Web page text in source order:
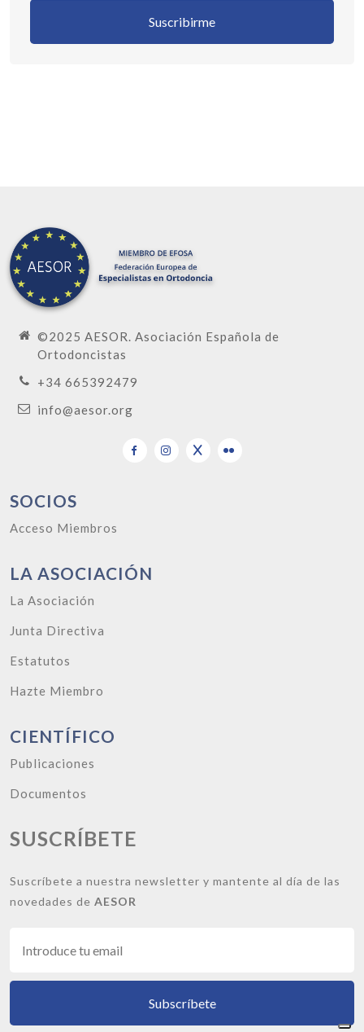
Suscribirme
©2025 AESOR. Asociación Española de
Ortodoncistas
+34 665392479
info@aesor.org
SOCIOS
Acceso Miembros
LA ASOCIACIÓN
La Asociación
Junta Directiva
Estatutos
Hazte Miembro
CIENTÍFICO
Publicaciones
Documentos
SUSCRÍBETE
Suscríbete a nuestra newsletter y mantente al día de las
novedades de AESOR
Subscríbete